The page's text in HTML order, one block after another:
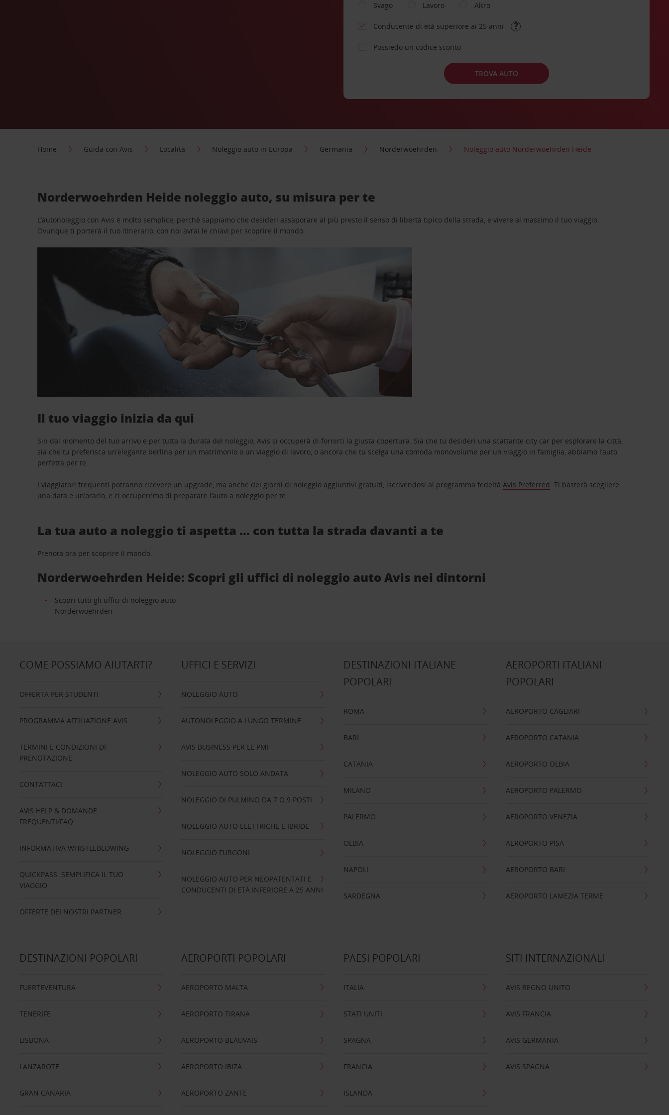
Svago
Lavoro Altro
Conducente di età superiore ai 25 anni
Possiedo un codice sconto
TROVA AUTO
Home Guida con Avis Località Noleggio auto in Europa Germania Norderwoehrden Noleggio auto Norderwoehrden Heide
Norderwoehrden Heide noleggio auto, su misura per te
L’autonoleggio con Avis è molto semplice, perchè sappiamo che desideri assaporare al più presto il senso di libertà tipico della strada, e vivere al massimo il tuo viaggio.
Ovunque ti porterà il tuo itinerario, con noi avrai le chiavi per scoprire il mondo.
Il tuo viaggio inizia da qui
Sin dal momento del tuo arrivo e per tutta la durata del noleggio, Avis si occuperà di fornirti la giusta copertura. Sia che tu desideri una scattante city car per esplorare la città,
sia che tu preferisca un’elegante berlina per un matrimonio o un viaggio di lavoro, o ancora che tu scelga una comoda monovolume per un viaggio in famiglia, abbiamo l’auto
perfetta per te.
I viaggiatori frequenti potranno ricevere un upgrade, ma anche dei giorni di noleggio aggiuntivi gratuiti, iscrivendosi al programma fedeltàAvis Preferred. Ti basterà scegliere
una data e un’orario, e ci occuperemo di preparare l’auto a noleggio per te.
La tua auto a noleggio ti aspetta … con tutta la strada davanti a te
Prenota ora per scoprire il mondo.
Norderwoehrden Heide: Scopri gli uffici di noleggio auto Avis nei dintorni
Scopri tutti gli uffici di noleggio auto
Norderwoehrden
COME POSSIAMO AIUTARTI?
OFFERTA PER STUDENTI
PROGRAMMA AFFILIAZIONE AVIS
TERMINI E CONDIZIONI DI
PRENOTAZIONE
CONTATTACI
AVIS HELP & DOMANDE
FREQUENTI/FAQ
INFORMATIVA WHISTLEBLOWING
QUICKPASS: SEMPLIFICA IL TUO
VIAGGIO
OFFERTE DEI NOSTRI PARTNER
UFFICI E SERVIZI
NOLEGGIO AUTO
AUTONOLEGGIO A LUNGO TERMINE
AVIS BUSINESS PER LE PMI
NOLEGGIO AUTO SOLO ANDATA
NOLEGGIO DI PULMINO DA 7 O 9 POSTI
NOLEGGIO AUTO ELETTRICHE E IBRIDE
NOLEGGIO FURGONI
NOLEGGIO AUTO PER NEOPATENTATI E
CONDUCENTI DI ETÀ INFERIORE A 25 ANNI
DESTINAZIONI ITALIANE
POPOLARI
ROMA
BARI
CATANIA
MILANO
PALERMO
OLBIA
NAPOLI
SARDEGNA
AEROPORTI ITALIANI
POPOLARI
AEROPORTO CAGLIARI
AEROPORTO CATANIA
AEROPORTO OLBIA
AEROPORTO PALERMO
AEROPORTO VENEZIA
AEROPORTO PISA
AEROPORTO BARI
AEROPORTO LAMEZIA TERME
DESTINAZIONI POPOLARI
FUERTEVENTURA
TENERIFE
LISBONA
LANZAROTE
GRAN CANARIA
AEROPORTI POPOLARI
AEROPORTO MALTA
AEROPORTO TIRANA
AEROPORTO BEAUVAIS
AEROPORTO IBIZA
AEROPORTO ZANTE
PAESI POPOLARI
ITALIA
STATI UNITI
SPAGNA
FRANCIA
ISLANDA
SITI INTERNAZIONALI
AVIS REGNO UNITO
AVIS FRANCIA
AVIS GERMANIA
AVIS SPAGNA